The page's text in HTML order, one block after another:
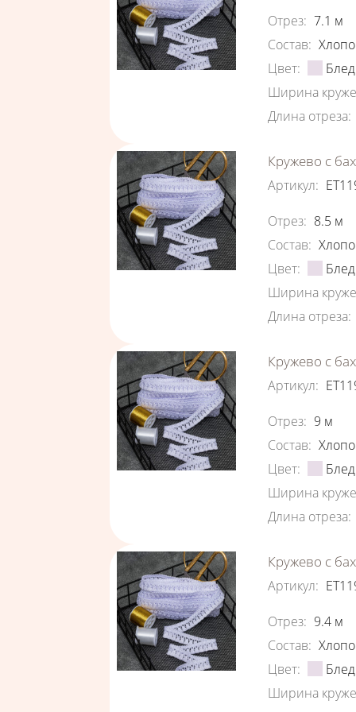
Характеристики
Отрез: 7.1 м
Состав:
Цвет:
Ширина
Длина отреза:
Кружево с
Артикул:
Характеристики
Отрез: 8.5 м
Состав:
Цвет:
Ширина
Длина отреза:
Кружево с
Артикул:
Характеристики
Отрез: 9 м
Состав:
Цвет:
Ширина
Длина отреза:
Кружево с
Артикул:
Характеристики
Отрез: 9.4 м
Состав:
Цвет:
Ширина